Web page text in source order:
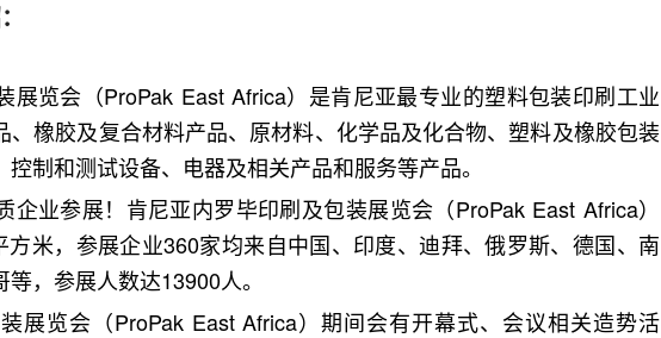
展览会（ProPak East Africa）是肯尼亚最专业的塑料包装印刷工业
、橡胶及复合材料产品、原材料、化学品及化合物、塑料及橡胶包装
制和测试设备、电器及相关产品和服务等产品。
企业参展！肯尼亚内罗毕印刷及包装展览会（ProPak East Africa）
方米，参展企业360家均来自中国、印度、迪拜、俄罗斯、德国、南
，参展人数达13900人。
展览会（ProPak East Africa）期间会有开幕式、会议相关造势活